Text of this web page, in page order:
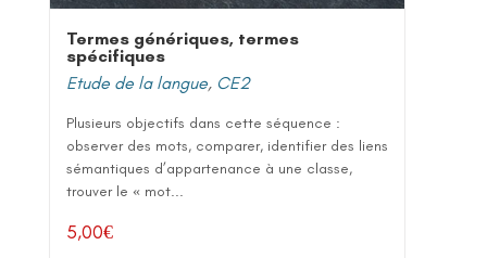
Termes génériques, termes
spécifiques
Etude de la langue, CE2
Plusieurs objectifs dans cette séquence :
observer des mots, comparer, identifier des liens
sémantiques d’appartenance à une classe,
trouver le « mot...
5,00€